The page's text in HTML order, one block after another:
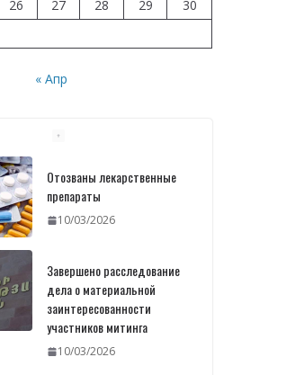
26 27 28 29
30
« Апр
Отозваны лекарственные
препараты
10/03/2026
Завершено расследование
дела о материальной
заинтересованности
участников митинга
10/03/2026